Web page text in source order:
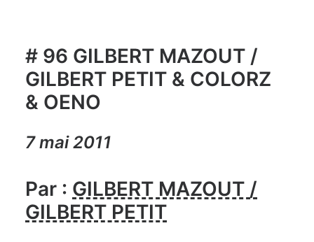
# 96 GILBERT MAZOUT /
GILBERT PETIT & COLORZ
& OENO
7 mai 2011
Par : GILBERT MAZOUT /
GILBERT PETIT